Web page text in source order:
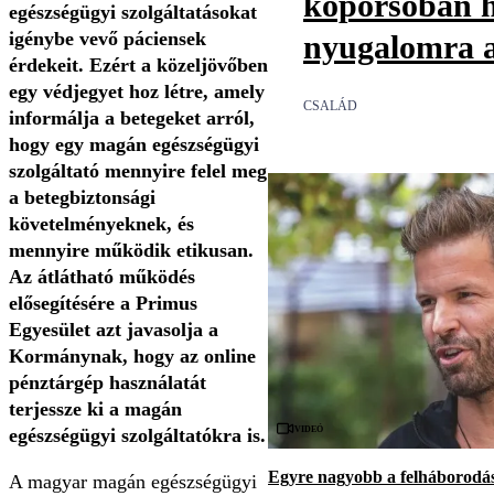
egészségügyi szolgáltatásokat
igénybe vevő páciensek
érdekeit. Ezért a közeljövőben
egy védjegyet hoz létre, amely
informálja a betegeket arról,
hogy egy magán egészségügyi
szolgáltató mennyire felel meg
a betegbiztonsági
követelményeknek, és
mennyire működik etikusan.
Az átlátható működés
elősegítésére a Primus
Egyesület azt javasolja a
Kormánynak, hogy az online
pénztárgép használatát
terjessze ki a magán
egészségügyi szolgáltatókra is.
A magyar magán egészségügyi
nyugalomra
CSALÁD
Videó
Egyre nagyobb a